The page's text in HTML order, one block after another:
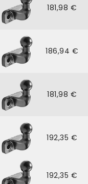
181,98 €
186,94 €
181,98 €
192,35 €
192,35 €